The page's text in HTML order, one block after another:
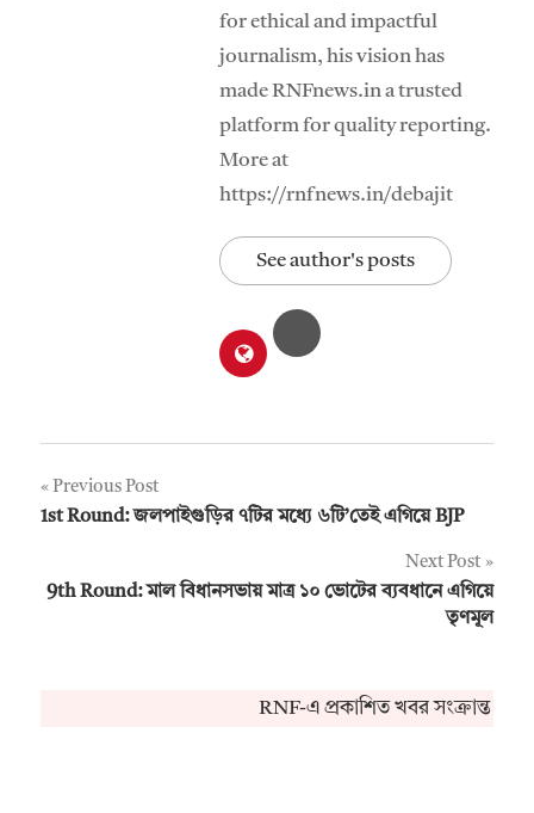
for ethical and impactful
journalism, his vision has
made RNFnews.in a trusted
platform for quality reporting.
More at
https://rnfnews.in/debajit
See author's posts
Post
Previous Post
1st Round: জলপাইগুড়ির ৭টির মধ্যে ৬টি’তেই এগিয়ে BJP
Next Post
9th Round: মাল বিধানসভায় মাত্র ১০ ভোটের ব্যবধানে এগিয়ে
তৃণমূল
RNF-এ প্রকাশিত খবর সংক্রান্ত